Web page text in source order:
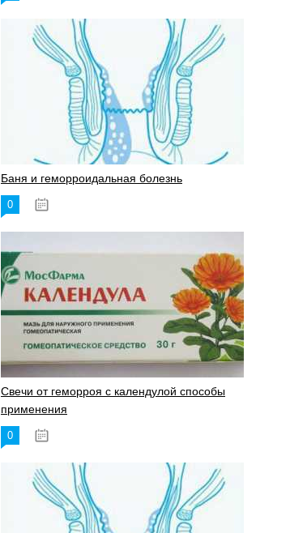
Баня и геморроидальная болезнь
0
Свечи от геморроя с календулой способы
применения
0